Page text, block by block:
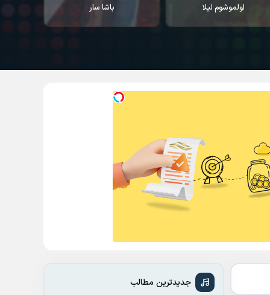
اولموشوم لیلا
باشا سار
جدیدترین مطالب